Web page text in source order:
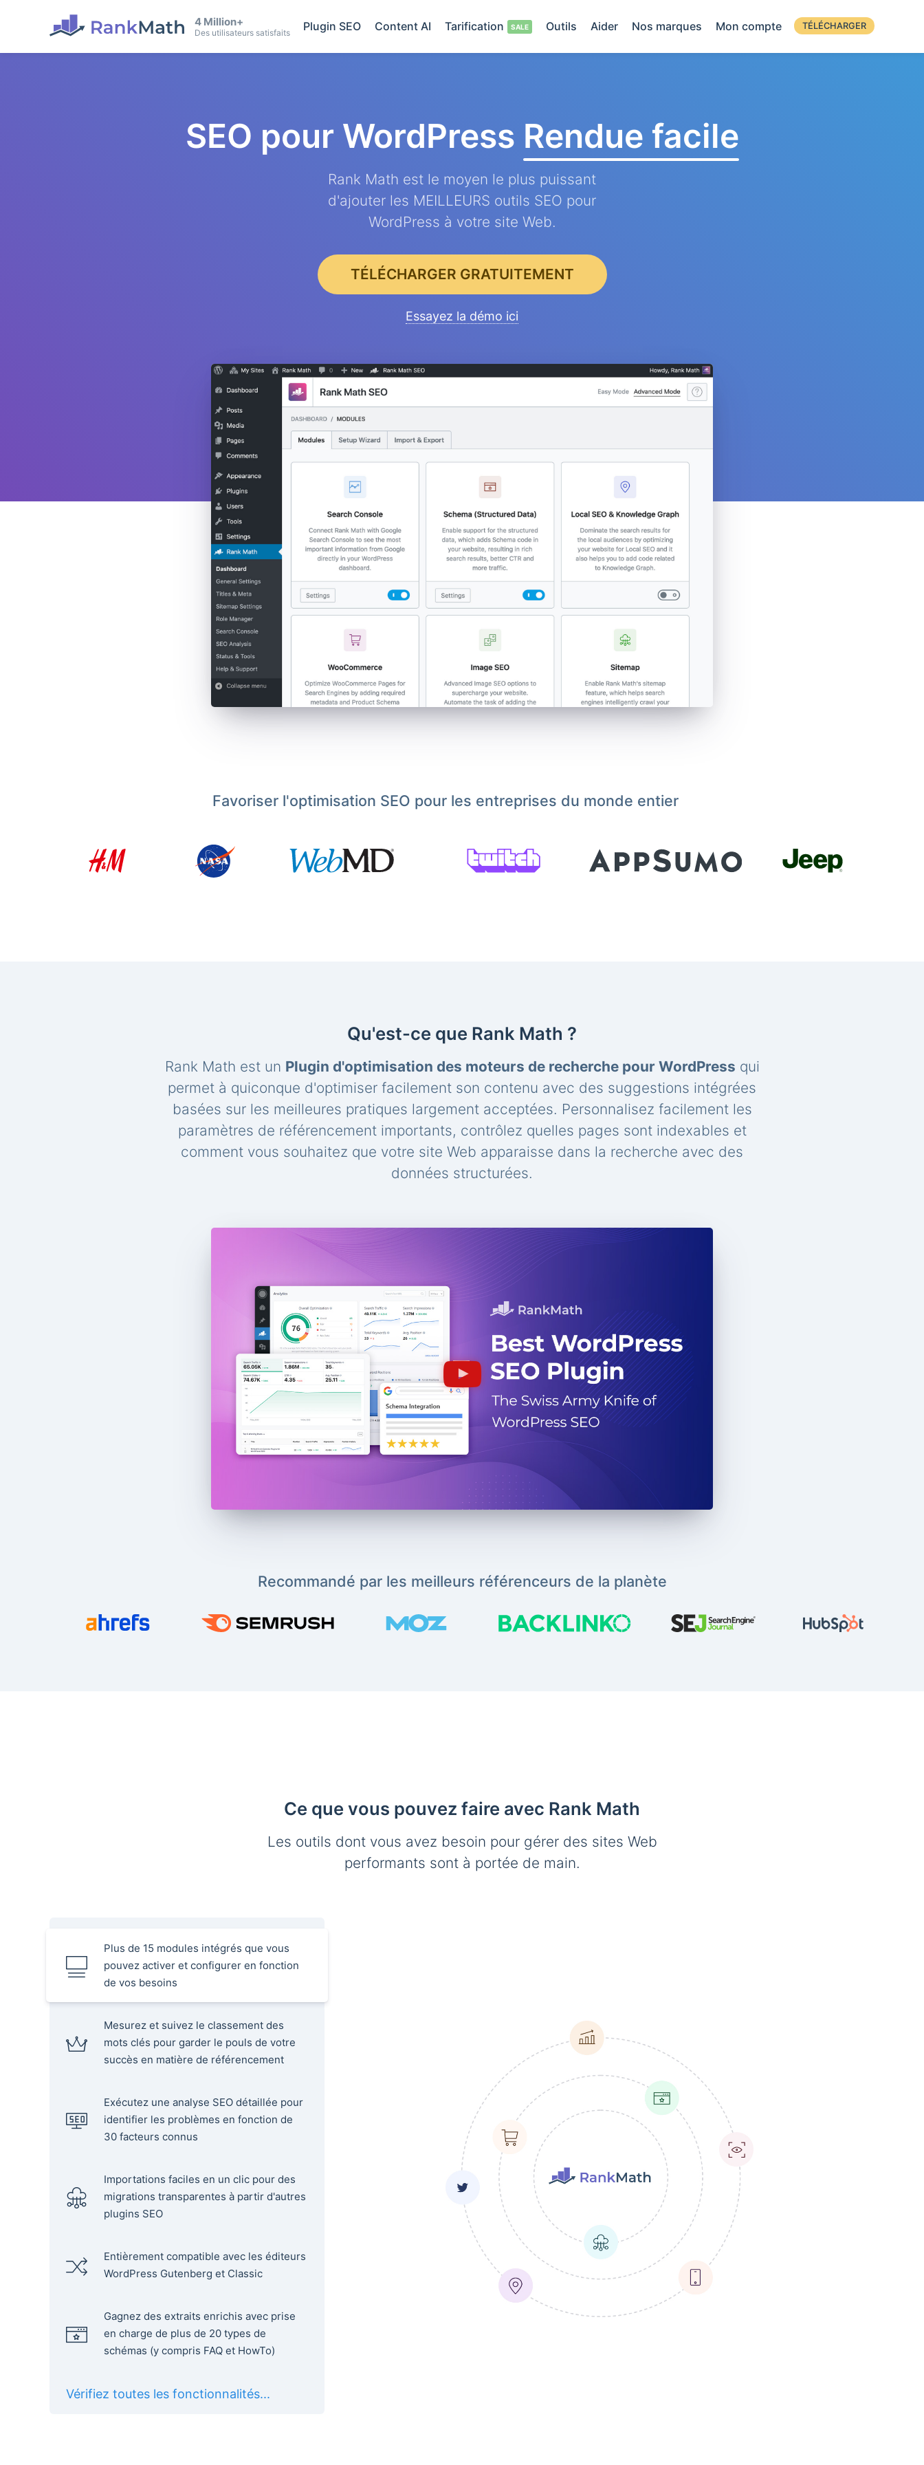
4 Million+
Des utilisateurs satisfaits Plugin SEO Content AI Tarification Outils Aider Nos marques Mon compte TÉLÉCHARGER
SEO pour WordPress Rendue facile
Rank Math est le moyen le plus puissant
d'ajouter les MEILLEURS outils SEO pour
WordPress à votre site Web.
TÉLÉCHARGER GRATUITEMENT
Essayez la démo ici
Favoriser l'optimisation SEO pour les entreprises du monde entier
Qu'est-ce que Rank Math ?
Rank Math est un Plugin d'optimisation des moteurs de recherche pour WordPress qui
permet à quiconque d'optimiser facilement son contenu avec des suggestions intégrées
basées sur les meilleures pratiques largement acceptées. Personnalisez facilement les
paramètres de référencement importants, contrôlez quelles pages sont indexables et
comment vous souhaitez que votre site Web apparaisse dans la recherche avec des
données structurées.
Recommandé par les meilleurs référenceurs de la planète
Ce que vous pouvez faire avec Rank Math
Les outils dont vous avez besoin pour gérer des sites Web
performants sont à portée de main.
Plus de 15 modules intégrés que vous
pouvez activer et configurer en fonction
de vos besoins
Mesurez et suivez le classement des
mots clés pour garder le pouls de votre
succès en matière de référencement
Exécutez une analyse SEO détaillée pour
identifier les problèmes en fonction de
30 facteurs connus
Importations faciles en un clic pour des
migrations transparentes à partir d'autres
plugins SEO
Entièrement compatible avec les éditeurs
WordPress Gutenberg et Classic
Gagnez des extraits enrichis avec prise
en charge de plus de 20 types de
schémas (y compris FAQ et HowTo)
Vérifiez toutes les fonctionnalités...